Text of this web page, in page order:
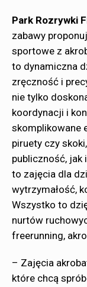
Park Rozrywki
zabawy
sportowe z
to dynamiczna
zręczność i
nie tylko
koordynacji i
skomplikowane
piruety czy
publiczność, jak
to zajęcia dla
wytrzymałość,
Wszystko to
nurtów
freerunning,
– Zajęcia
które chcą